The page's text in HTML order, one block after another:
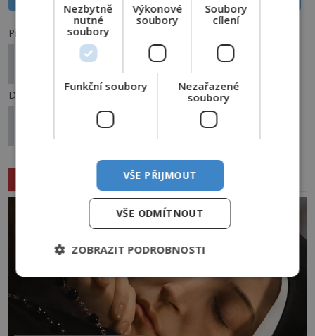
Předchozí článek
Teroristické útoky v Londýně: Konspirace stejně
znepokojivé, jako ty kolem 11. září!
Další článek
Betlémská hvězda: Je to astronomická, nebo
Nezbytně
nutné
soubory
Výkonové
soubory
Soubory
cílení
Funkční soubory
Nezařazené
soubory
VŠE PŘIJMOUT
VŠE ODMÍTNOUT
ZOBRAZIT PODROBNOSTI